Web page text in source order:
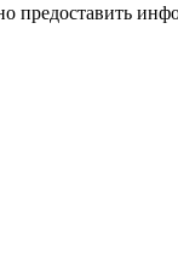
предоставить